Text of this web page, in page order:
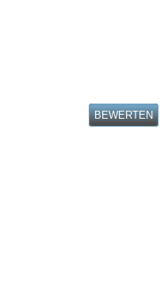
BEWERTEN